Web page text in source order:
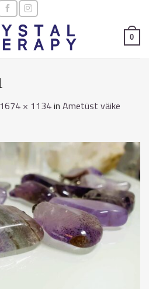
0
1674 × 1134in Ametüst väike